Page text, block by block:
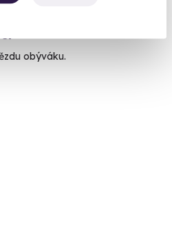
obýváku.